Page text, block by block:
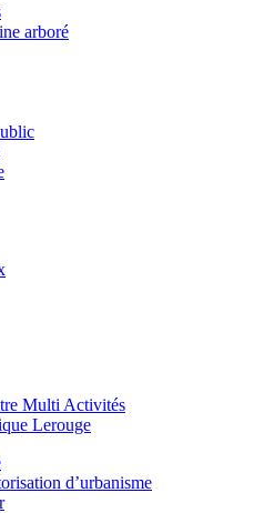
arboré
Multi Activités
Lerouge
d’urbanisme